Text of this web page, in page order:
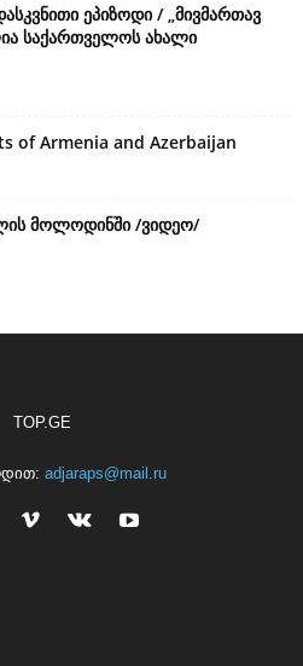
ეპიზოდი / „მივმართავ
საქართველოს ახალი
of Armenia and Azerbaijan
მოლოდინში /ვიდეო/
adjaraps@mail.ru